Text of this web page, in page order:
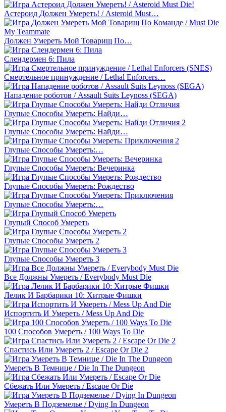
Астероид Должен Умереть! / Asteroid Must…
Должен Умереть Мой Товарищ По…
Слендермен 6: Пила
Смертельное принуждение / Lethal Enforcers…
Нападение роботов / Assault Suits Leynoss (SEGA)
Глупые Способы Умереть: Найди…
Глупые Способы Умереть: Найди…
Глупые Способы Умереть:…
Глупые Способы Умереть: Вечеринка
Глупые Способы Умереть: Рождество
Глупые Способы Умереть:…
Глупый Способ Умереть
Глупые Способы Умереть 2
Глупые Способы Умереть 3
Все Должны Умереть / Everybody Must Die
Лелик И Барбарики 10: Хитрые Фишки
Испортить И Умереть / Mess Up And Die
100 Способов Умереть / 100 Ways To Die
Спастись Или Умереть 2 / Escape Or Die 2
Умереть В Темнице / Die In The Dungeon
Сбежать Или Умереть / Escape Or Die
Умереть В Подземелье / Dying In Dungeon